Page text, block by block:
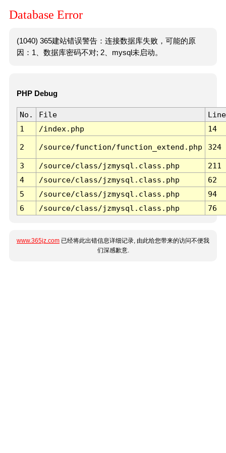
Database Error
(1040) 365建站错误警告：连接数据库失败，可能的原
因：1、数据库密码不对; 2、mysql未启动。
PHP Debug
No. File
Line
1
/index.php 14
2 /source/function/function_extend.php 324
3 /source/class/jzmysql.class.php
211
4
/source/class/jzmysql.class.php
62
5
/source/class/jzmysql.class.php
94
6
/source/class/jzmysql.class.php 76
www.365jz.com 已经将此出错信息详细记录, 由此给您带来的访问不便我
们深感歉意.